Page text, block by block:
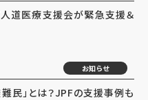
道医療支援会が緊急支援＆
お知らせ
民」とは？JPFの支援事例も